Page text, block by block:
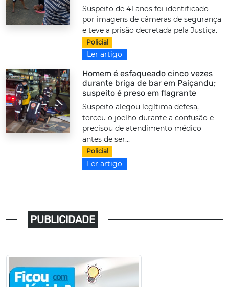
Suspeito de 41 anos foi identificado
por imagens de câmeras de segurança
e teve a prisão decretada pela Justiça.
Policial
Ler artigo
Homem é esfaqueado cinco vezes
durante briga de bar em Paiçandu;
suspeito é preso em flagrante
Suspeito alegou legítima defesa,
torceu o joelho durante a confusão e
precisou de atendimento médico
antes de ser...
Policial
Ler artigo
PUBLICIDADE